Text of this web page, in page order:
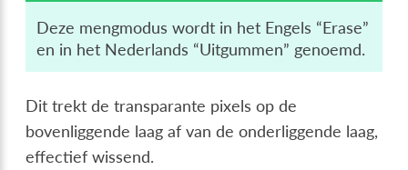
Deze mengmodus wordt in het Engels “Erase”
en in het Nederlands “Uitgummen” genoemd.
Dit trekt de transparante pixels op de
bovenliggende laag af van de onderliggende laag,
effectief wissend.